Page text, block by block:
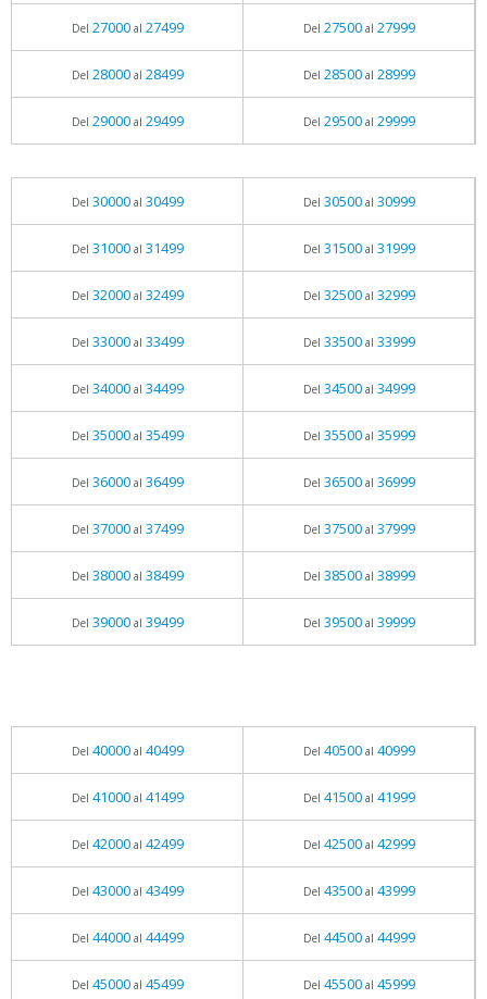
Del 27000al 27499 Del 27500al 27999
Del 28000al 28499 Del 28500al 28999
Del 29000al 29499 Del 29500al 29999
Del 30000al 30499 Del 30500al 30999
Del 31000al 31499 Del 31500al 31999
Del 32000al 32499 Del 32500al 32999
Del 33000al 33499 Del 33500al 33999
Del 34000al 34499 Del 34500al 34999
Del 35000al 35499 Del 35500al 35999
Del 36000al 36499 Del 36500al 36999
Del 37000al 37499 Del 37500al 37999
Del 38000al 38499 Del 38500al 38999
Del 39000al 39499 Del 39500al 39999
Del 40000al 40499 Del 40500al 40999
Del 41000al 41499 Del 41500al 41999
Del 42000al 42499 Del 42500al 42999
Del 43000al 43499 Del 43500al 43999
Del 44000al 44499 Del 44500al 44999
Del 45000al 45499 Del 45500al 45999